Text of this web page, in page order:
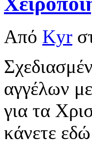
Από Kyr
αγγέλων
για τα
κάνετε εδώ